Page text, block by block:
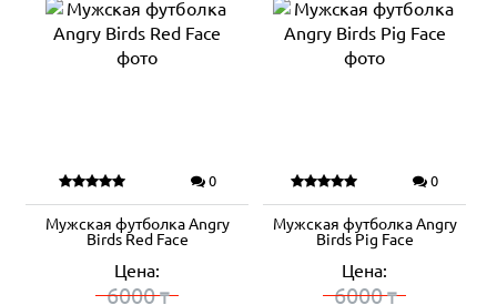
0
Мужская футболка Angry
Birds Red Face
Цена:
6000₸
0
Мужская футболка Angry
Birds Pig Face
Цена:
6000₸